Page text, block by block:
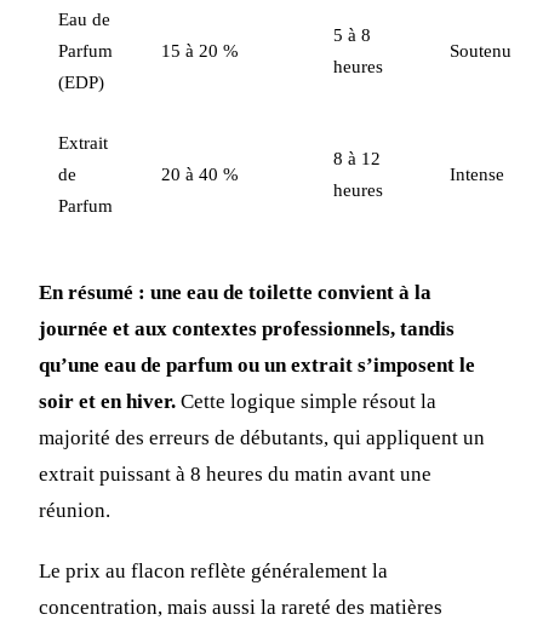
Eau de
Parfum
(EDP)
15 à 20 %
5 à 8
heures
Soutenu
Extrait
de
Parfum
20 à 40 %
8 à 12
heures
Intense
En résumé : une eau de toilette convient à la
journée et aux contextes professionnels, tandis
qu’une eau de parfum ou un extrait s’imposent le
soir et en hiver. Cette logique simple résout la
majorité des erreurs de débutants, qui appliquent un
extrait puissant à 8 heures du matin avant une
réunion.
Le prix au flacon reflète généralement la
concentration, mais aussi la rareté des matières